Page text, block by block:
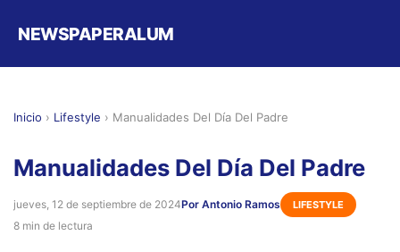
NEWSPAPERALUM
Inicio › Lifestyle › Manualidades Del Día Del Padre
Manualidades Del Día Del Padre
jueves, 12 de septiembre de 2024Por Antonio Ramos LIFESTYLE
8 min de lectura